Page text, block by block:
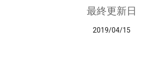
最終更新日
2019/04/15